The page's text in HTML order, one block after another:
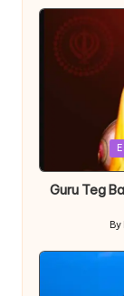
Guru Teg
by
By